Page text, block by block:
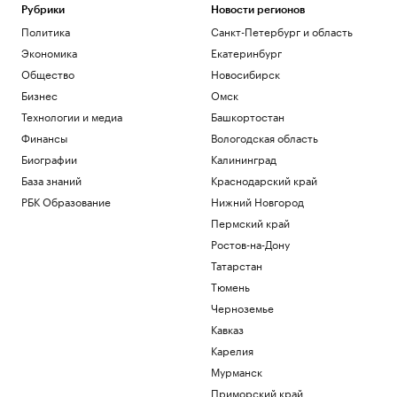
Рубрики
Политика
Экономика
Общество
Бизнес
Технологии и медиа
Финансы
Биографии
База знаний
РБК Образование
Новости регионов
Санкт-Петербург и область
Екатеринбург
Новосибирск
Омск
Башкортостан
Вологодская область
Калининград
Краснодарский край
Нижний Новгород
Пермский край
Ростов-на-Дону
Татарстан
Тюмень
Черноземье
Кавказ
Карелия
Мурманск
Приморский край